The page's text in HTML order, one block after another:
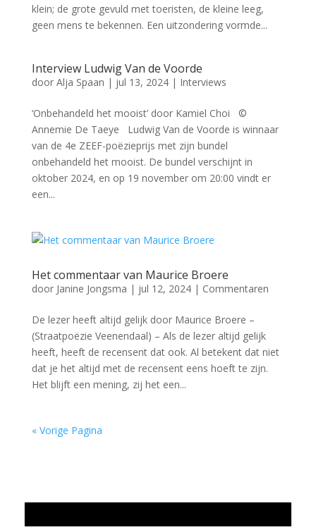
klein; de grote gevuld met toeristen, de kleine leeg,
geen mens te bekennen. Een uitzondering vormde...
Interview Ludwig Van de Voorde
door Alja Spaan | jul 13, 2024| Interviews
‘Onbehandeld het mooist’ door Kamiel Choi ©
Annemie De Taeye Ludwig Van de Voorde is winnaar
van de 4e ZEEF-poëzieprijs met zijn bundel
onbehandeld het mooist. De bundel verschijnt in
oktober 2024, en op 19 november om 20:00 vindt er
een...
Het commentaar van Maurice Broere
door Janine Jongsma | jul 12, 2024| Commentaren
De lezer heeft altijd gelijk door Maurice Broere –
(Straatpoëzie Veenendaal) – Als de lezer altijd gelijk
heeft, heeft de recensent dat ook. Al betekent dat niet
dat je het altijd met de recensent eens hoeft te zijn.
Het blijft een mening, zij het een...
« Vorige Pagina